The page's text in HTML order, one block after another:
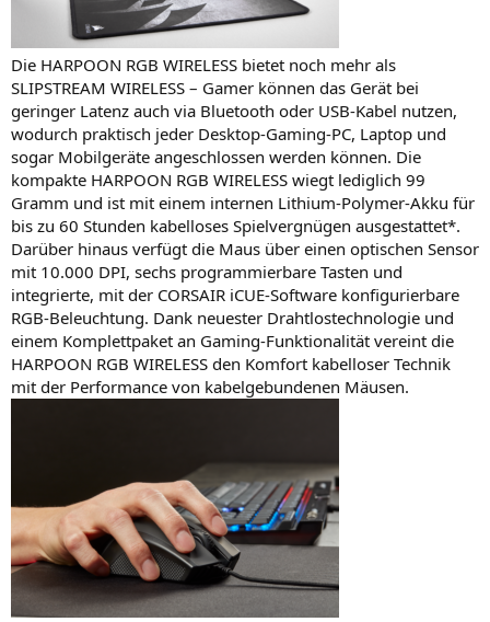
Die HARPOON RGB WIRELESS bietet noch mehr als
SLIPSTREAM WIRELESS – Gamer können das Gerät bei
geringer Latenz auch via Bluetooth oder USB-Kabel nutzen,
wodurch praktisch jeder Desktop-Gaming-PC, Laptop und
sogar Mobilgeräte angeschlossen werden können. Die
kompakte HARPOON RGB WIRELESS wiegt lediglich 99
Gramm und ist mit einem internen Lithium-Polymer-Akku für
bis zu 60 Stunden kabelloses Spielvergnügen ausgestattet*.
Darüber hinaus verfügt die Maus über einen optischen Sensor
mit 10.000 DPI, sechs programmierbare Tasten und
integrierte, mit der CORSAIR iCUE-Software konfigurierbare
RGB-Beleuchtung. Dank neuester Drahtlostechnologie und
einem Komplettpaket an Gaming-Funktionalität vereint die
HARPOON RGB WIRELESS den Komfort kabelloser Technik
mit der Performance von kabelgebundenen Mäusen.